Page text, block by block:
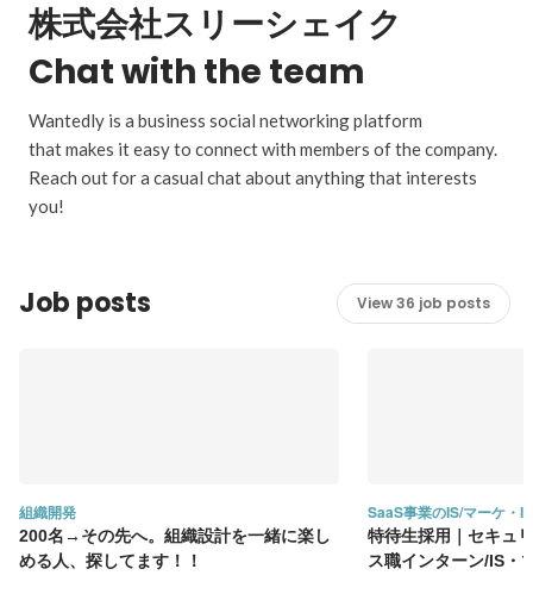
株式会社スリーシェイク
Chat with the team
Wantedly is a business social networking platform
that makes it easy to connect with members of the company.
Reach out for a casual chat about anything that interests
you!
Job posts View 36 job posts
組織開発
200名→その先へ。組織設計を一緒に楽し
める人、探してます！！
SaaS事業のIS/マーケ・
特待生採用｜セキュ
ス職インターン/IS・